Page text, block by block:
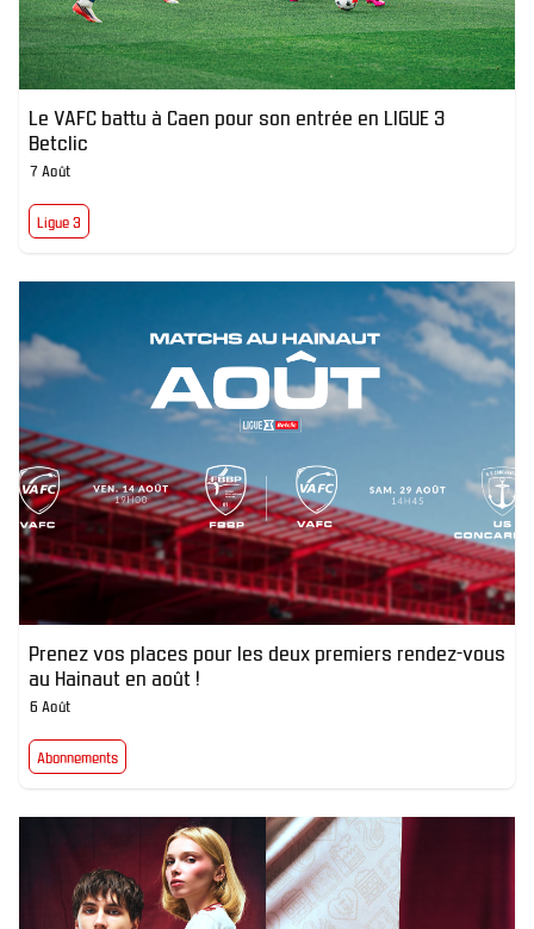
Le VAFC battu à Caen pour son entrée en LIGUE 3
Betclic
7 Août
Ligue 3
Prenez vos places pour les deux premiers rendez-vous
au Hainaut en août !
6 Août
Abonnements